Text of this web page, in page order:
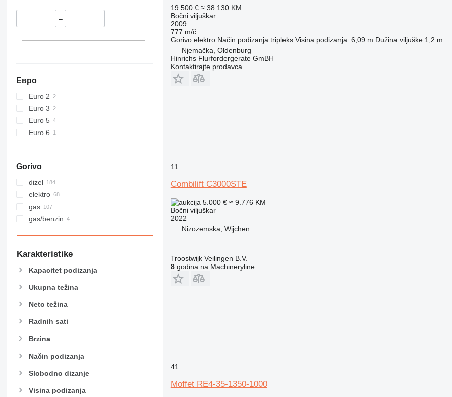
–
Евро
Euro 2
Euro 3
Euro 5
Euro 6
Gorivo
dizel
elektro
gas
gas/benzin
Karakteristike
Kapacitet podizanja
Ukupna težina
Neto težina
Radnih sati
Brzina
Način podizanja
Slobodno dizanje
Visina podizanja
19.500 € ≈ 38.130 KM
Bočni viljuškar
2009
777 m/č
Gorivo elektro Način podizanja tripleks Visina podizanja 6,09 m Dužina viljuške 1,2 m
Njemačka, Oldenburg
Hinrichs Flurfordergerate GmBH
Kontaktirajte prodavca
11
Combilift C3000STE
5.000 € ≈ 9.776 KM
Bočni viljuškar
2022
Nizozemska, Wijchen
Troostwijk Veilingen B.V.
8godina na Machineryline
41
Moffet RE4-35-1350-1000